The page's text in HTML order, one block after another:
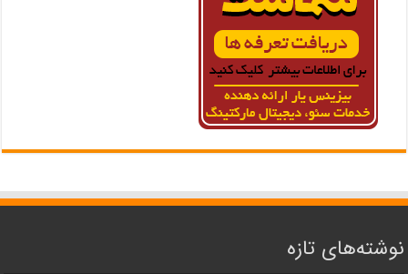
نوشته‌های تازه